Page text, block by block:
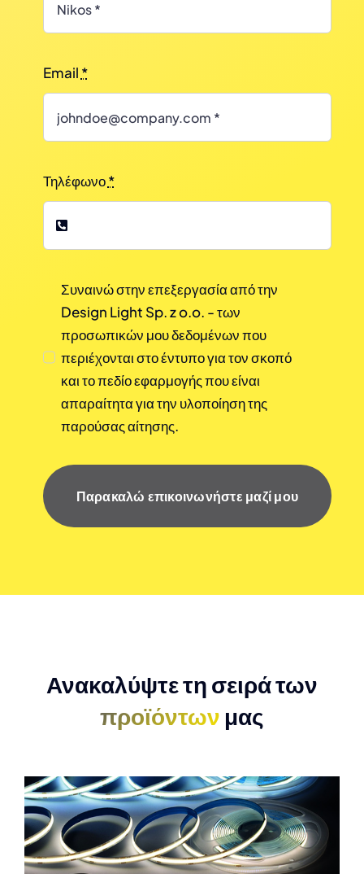
Email *
Τηλέφωνο*
Συναινώ στην επεξεργασία από την
Design Light Sp. z o.o. - των
προσωπικών μου δεδομένων που
περιέχονται στο έντυπο για τον σκοπό
και το πεδίο εφαρμογής που είναι
απαραίτητα για την υλοποίηση της
παρούσας αίτησης.
Παρακαλώ επικοινωνήστε μαζί μου
Ανακαλύψτε τη σειρά των
προϊόντων μας